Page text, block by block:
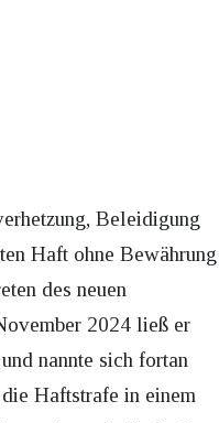
Beleidigung
Haft ohne Bewährung
des neuen
2024 ließ er
nannte sich fortan
Haftstrafe in einem